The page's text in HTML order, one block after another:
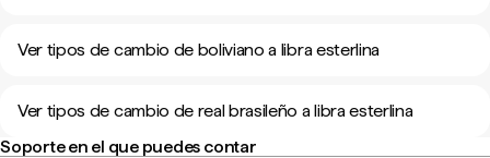
Ver tipos de cambio de boliviano a libra esterlina
Ver tipos de cambio de real brasileño a libra esterlina
Soporte en el que puedes contar